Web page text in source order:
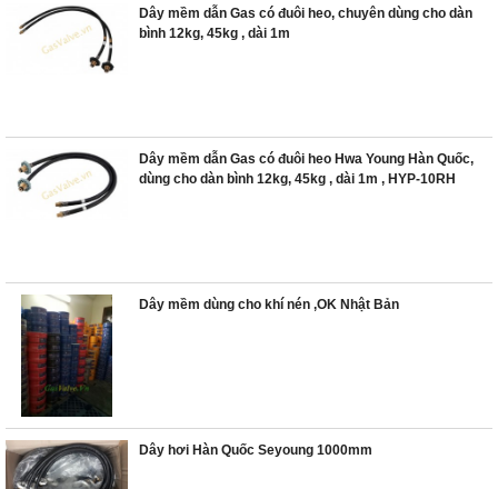
Dây mềm dẫn Gas có đuôi heo, chuyên dùng cho dàn
bình 12kg, 45kg , dài 1m
Dây mềm dẫn Gas có đuôi heo Hwa Young Hàn Quốc,
dùng cho dàn bình 12kg, 45kg , dài 1m , HYP-10RH
Dây mềm dùng cho khí nén ,OK Nhật Bản
Dây hơi Hàn Quốc Seyoung 1000mm